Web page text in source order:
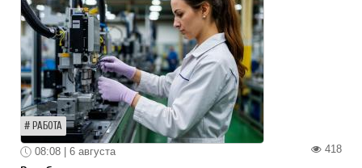
РАБОТА
418
08:08 | 6 августа